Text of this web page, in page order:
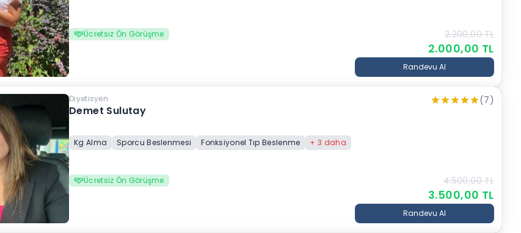
Ücretsiz Ön Görüşme 2.200,00 TL
2.000,00 TL
Randevu Al
Demet Sulutay
Diyetisyen (7)
Kg Alma Sporcu Beslenmesi Fonksiyonel Tıp Beslenme +3 daha
Ücretsiz Ön Görüşme 4.500,00 TL
3.500,00 TL
Randevu Al